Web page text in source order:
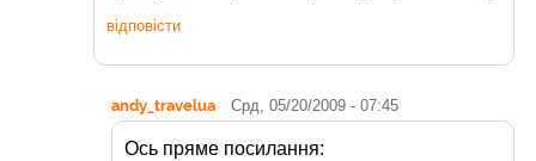
відповісти
andy_travelua Срд, 05/20/2009 - 07:45
Ось пряме посилання: